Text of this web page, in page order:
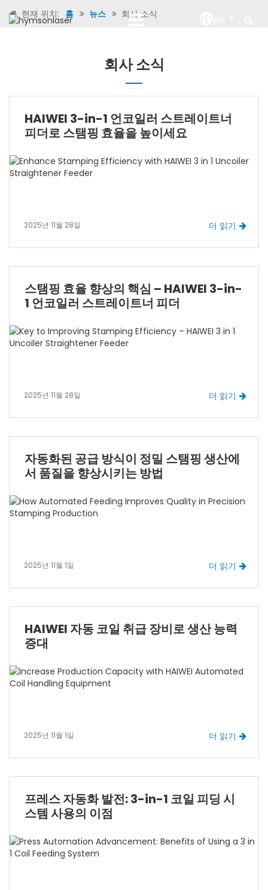
현재 위치: 홈 뉴스 회사 소식
회사 소식
HAIWEI 3-in-1 언코일러 스트레이트너
피더로 스탬핑 효율을 높이세요
2025년 11월 28일 더 읽기
스탬핑 효율 향상의 핵심 – HAIWEI 3-in-
1 언코일러 스트레이트너 피더
2025년 11월 28일 더 읽기
자동화된 공급 방식이 정밀 스탬핑 생산에
서 품질을 향상시키는 방법
2025년 11월 1일 더 읽기
HAIWEI 자동 코일 취급 장비로 생산 능력
증대
2025년 11월 1일 더 읽기
프레스 자동화 발전: 3-in-1 코일 피딩 시
스템 사용의 이점